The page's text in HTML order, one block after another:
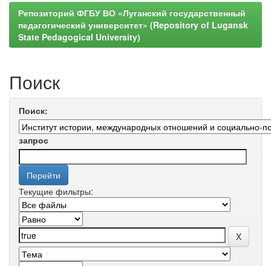
Репозиторий ФГБУ ВО «Луганский государственный
педагогический университет» (Repository of Lugansk
State Pedagogical University)
Поиск
Поиск:
запрос
Текущие фильтры: